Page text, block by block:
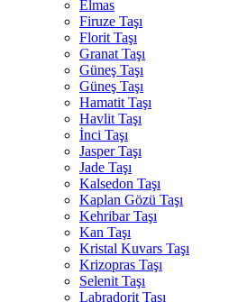
Elmas
Firuze Taşı
Florit Taşı
Granat Taşı
Güneş Taşı
Güneş Taşı
Hamatit Taşı
Havlit Taşı
İnci Taşı
Jasper Taşı
Jade Taşı
Kalsedon Taşı
Kaplan Gözü Taşı
Kehribar Taşı
Kan Taşı
Kristal Kuvars Taşı
Krizopras Taşı
Selenit Taşı
Labradorit Taşı